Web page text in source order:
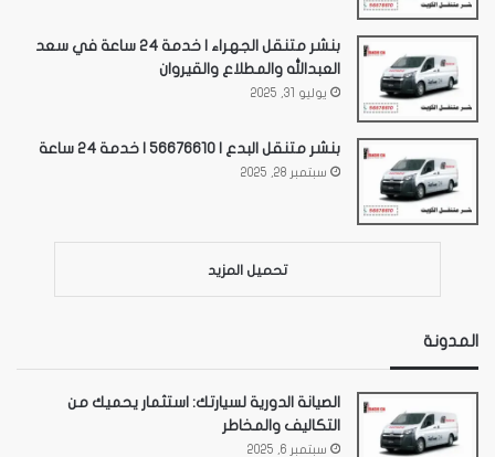
بنشر متنقل الجهراء | خدمة 24 ساعة في سعد
العبدالله والمطلاع والقيروان
يوليو 31, 2025
بنشر متنقل البدع | 56676610 | خدمة 24 ساعة
سبتمبر 28, 2025
تحميل المزيد
المدونة
الصيانة الدورية لسيارتك: استثمار يحميك من
التكاليف والمخاطر
سبتمبر 6, 2025